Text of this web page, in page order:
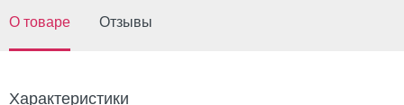
О товаре Отзывы
Характеристики